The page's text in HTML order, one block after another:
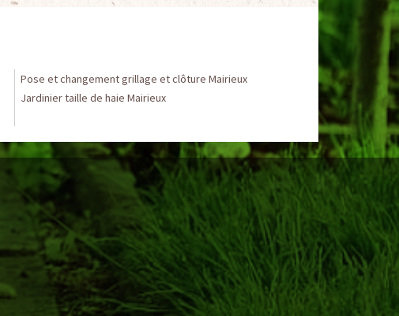
Pose et changement grillage et clôture Mairieux
Jardinier taille de haie Mairieux